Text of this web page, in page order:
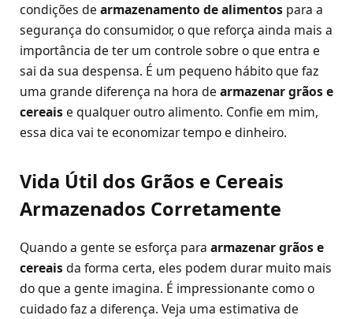
condições de armazenamento de alimentos para a
segurança do consumidor, o que reforça ainda mais a
importância de ter um controle sobre o que entra e
sai da sua despensa. É um pequeno hábito que faz
uma grande diferença na hora de armazenar grãos e
cereaise qualquer outro alimento. Confie em mim,
essa dica vai te economizar tempo e dinheiro.
Vida Útil dos Grãos e Cereais
Armazenados Corretamente
Quando a gente se esforça para armazenar grãos e
cereaisda forma certa, eles podem durar muito mais
do que a gente imagina. É impressionante como o
cuidado faz a diferença. Veja uma estimativa de